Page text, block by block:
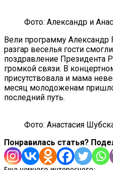
Фото: Александр и
Вели программу Александр
разгар веселья гости
поздравление Президента
громкой связи. В
присутствовала и мама
месяц молодоженам
последний путь.
Фото: Анастасия
Понравилась статья?